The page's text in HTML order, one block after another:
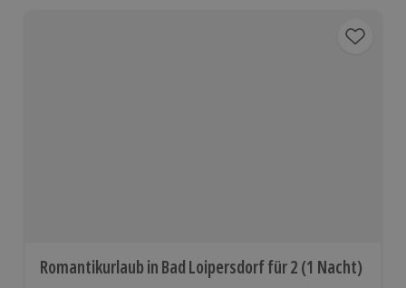
Romantikurlaub in Bad Loipersdorf für 2 (1 Nacht)